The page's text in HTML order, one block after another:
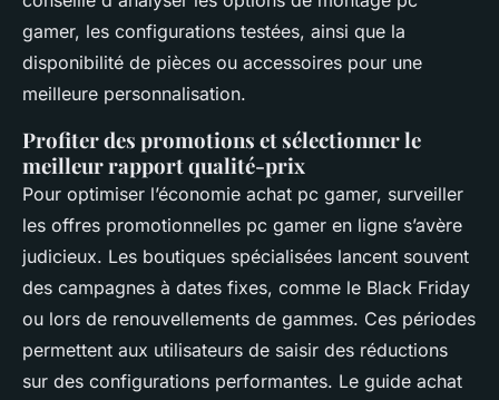
gamer, les configurations testées, ainsi que la
disponibilité de pièces ou accessoires pour une
meilleure personnalisation.
Profiter des promotions et sélectionner le
meilleur rapport qualité-prix
Pour optimiser l’économie achat pc gamer, surveiller
les offres promotionnelles pc gamer en ligne s’avère
judicieux. Les boutiques spécialisées lancent souvent
des campagnes à dates fixes, comme le Black Friday
ou lors de renouvellements de gammes. Ces périodes
permettent aux utilisateurs de saisir des réductions
sur des configurations performantes. Le guide achat